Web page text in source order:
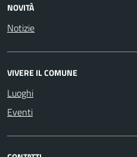
NOVITÀ
Notizie
VIVERE IL COMUNE
Luoghi
Eventi